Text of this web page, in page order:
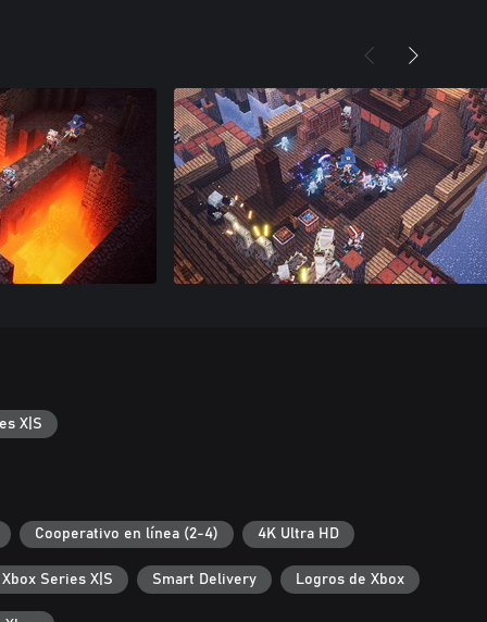
X|S
Cooperativo en línea (2-4) 4K Ultra HD
Series X|S Smart Delivery Logros de Xbox